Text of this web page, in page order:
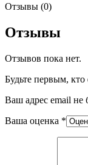
Отзывы (0)
Отзывы
Отзывов пока нет.
Будьте первым,
Ваш адрес email не
Ваша оценка *